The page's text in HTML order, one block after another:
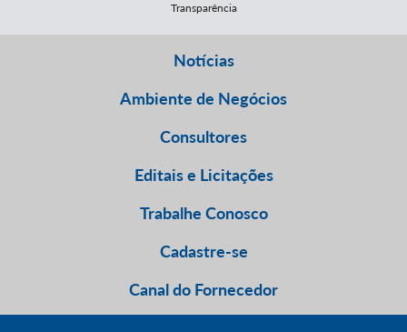
Transparência
Notícias
Ambiente de Negócios
Consultores
Editais e Licitações
Trabalhe Conosco
Cadastre-se
Canal do Fornecedor